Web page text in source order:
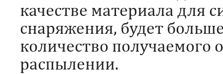
качестве материала для
снаряжения, будет
количество получаемого
распылении.